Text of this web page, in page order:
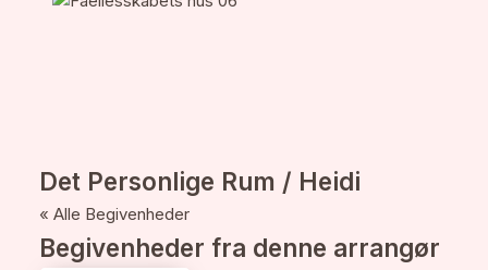
Det Personlige Rum / Heidi
« Alle Begivenheder
Begivenheder fra denne arrangør